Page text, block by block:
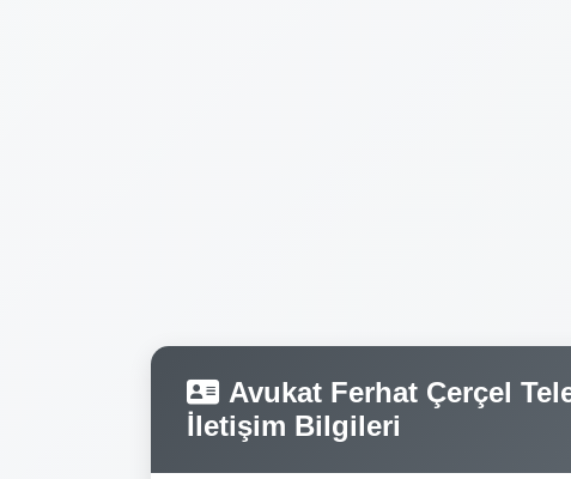
Avukat Ferhat Çerçel
İletişim Bilgileri